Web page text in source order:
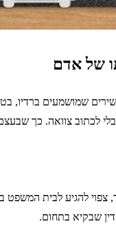
של אדם
שמושמעים ברדיו,
לכתוב צוואה. כך
צפוי להגיע לבית
שבקיא בתחום.